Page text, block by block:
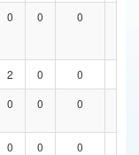
0 0 0
2 0 0
0 0 0
0 0 0